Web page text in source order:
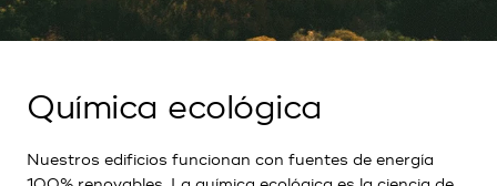
Química ecológica
Nuestros edificios funcionan con fuentes de energía